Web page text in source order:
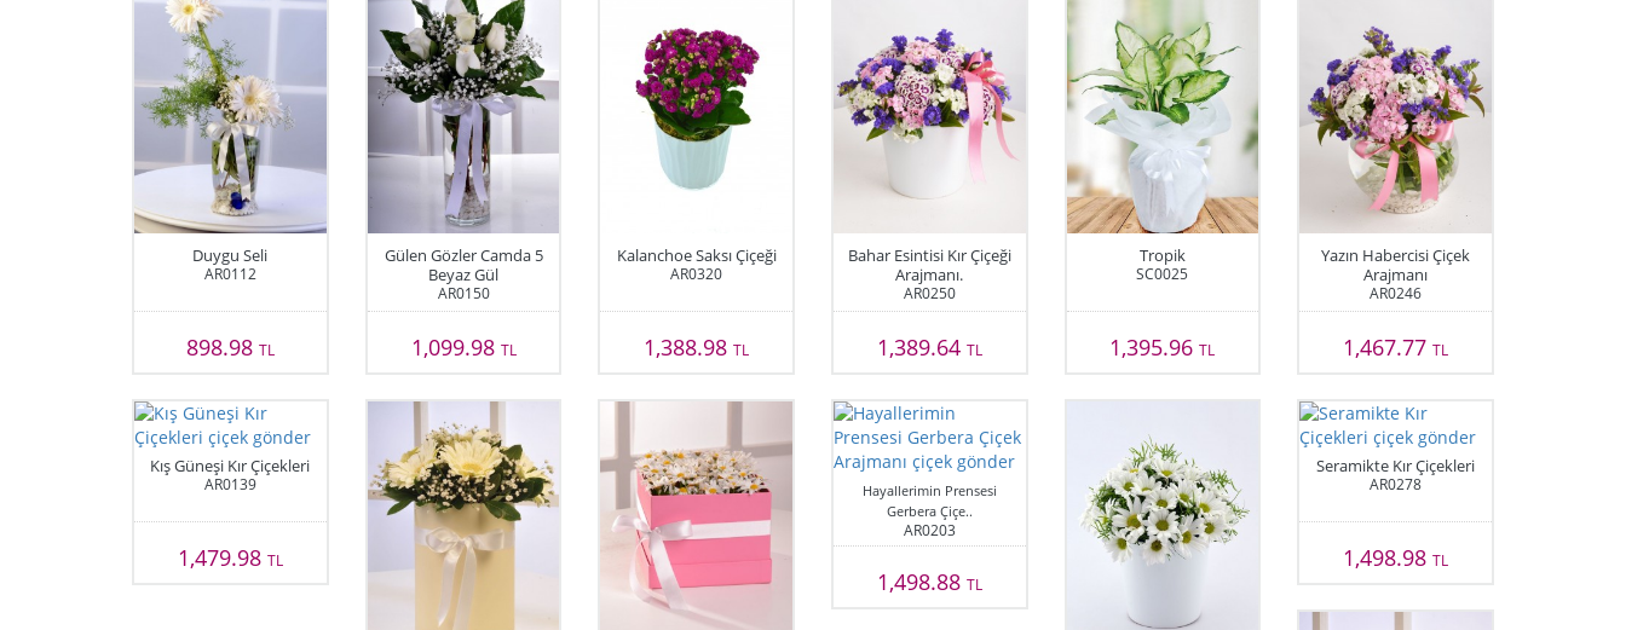
Duygu Seli
AR0112
898.98 TL
Gülen Gözler Camda 5
Beyaz Gül
AR0150
1,099.98 TL
Kalanchoe Saksı Çiçeği
AR0320
1,388.98TL
Bahar Esintisi Kır Çiçeği
Arajmanı.
AR0250
1,389.64 TL
Tropik
SC0025
1,395.96TL
Yazın Habercisi Çiçek
Arajmanı
AR0246
1,467.77TL
Kış Güneşi Kır Çiçekleri
AR0139
1,479.98 TL
Hayallerimin Prensesi
Gerbera Çiçe..
AR0203
1,498.88 TL
Seramikte Kır Çiçekleri
AR0278
1,498.98TL